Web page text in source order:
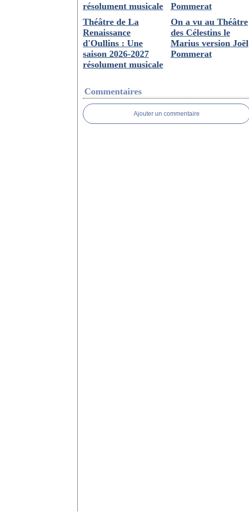
Théâtre de La
Renaissance
d'Oullins : Une
saison 2026-2027
résolument musicale
On a vu au Théâtre
des Célestins le
Marius version Joël
Pommerat
Commentaires
Ajouter un commentaire